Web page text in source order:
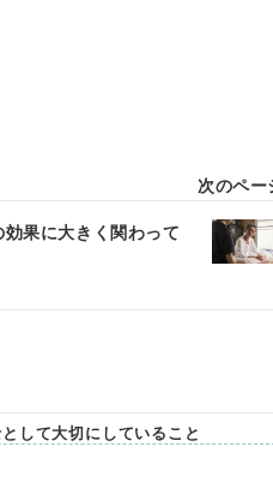
次のペー
果に大きく関わって
して大切にしていること